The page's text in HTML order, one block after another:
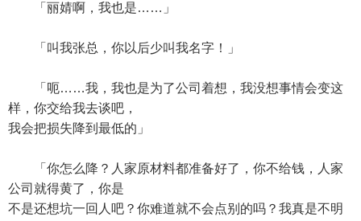
「丽婧啊，我也是……」
「叫我张总，你以后少叫我名字！」
「呃……我，我也是为了公司着想，我没想事情会变这
样，你交给我去谈吧，
我会把损失降到最低的」
「你怎么降？人家原材料都准备好了，你不给钱，人家
公司就得黄了，你是
不是还想坑一回人吧？你难道就不会点别的吗？我真是不明